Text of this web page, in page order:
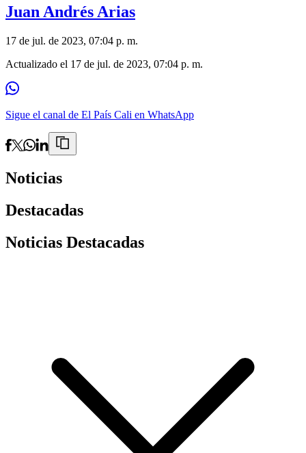
Juan Andrés Arias
17 de jul. de 2023, 07:04 p. m.
Actualizado el 17 de jul. de 2023, 07:04 p. m.
Sigue el canal de El País Cali en WhatsApp
Noticias
Destacadas
Noticias Destacadas